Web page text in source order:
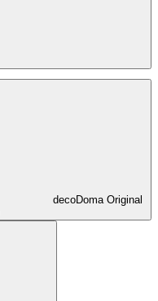
decoDoma Original